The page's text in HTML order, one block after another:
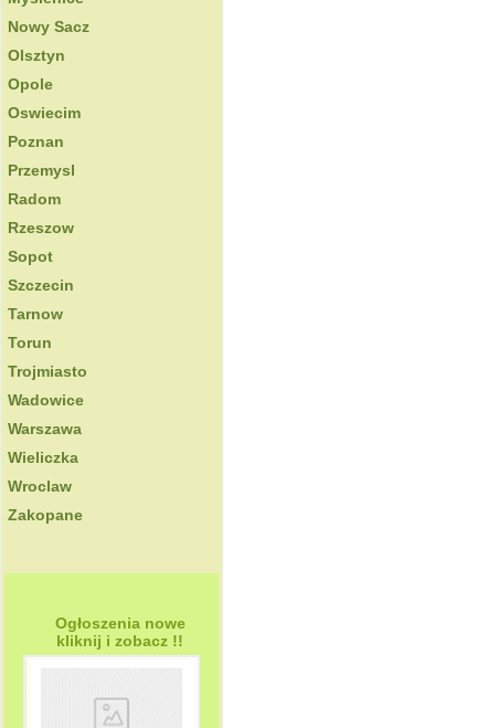
Nowy Sacz
Olsztyn
Opole
Oswiecim
Poznan
Przemysl
Radom
Rzeszow
Sopot
Szczecin
Tarnow
Torun
Trojmiasto
Wadowice
Warszawa
Wieliczka
Wroclaw
Zakopane
Ogłoszenia nowe
kliknij i zobacz !!